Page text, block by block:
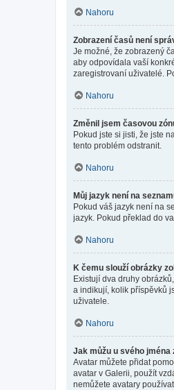
Nahoru
Zobrazení časů není
Je možné, že zobrazený
aby odpovídala vaší
zaregistrovaní uživatelé.
Nahoru
Změnil jsem časovou
Pokud jste si jisti, že jste
tento problém odstranit.
Nahoru
Můj jazyk není na
Pokud váš jazyk není na
jazyk. Pokud překlad do
Nahoru
K čemu slouží obrázky
Existují dva druhy
a indikují, kolik příspěvků
uživatele.
Nahoru
Jak můžu u svého jména
Avatar můžete přidat
avatar v Galerii, použít
nemůžete avatary